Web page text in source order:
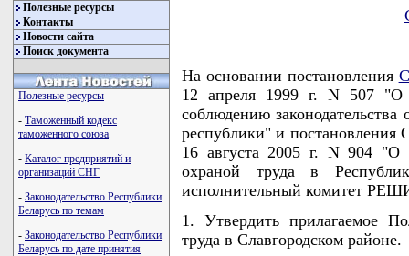
Полезные ресурсы
Контакты
Новости сайта
Поиск документа
Полезные ресурсы
- Таможенный кодекс
таможенного союза
- Каталог предприятий и
организаций СНГ
- Законодательство Республики
Беларусь по темам
- Законодательство Республики
Беларусь по дате принятия
На основании постановления
12 апреля 1999 г. N 507 "О
соблюдению
республики" и постановления
16 августа 2005 г. N 904 "О
охраной труда в
исполнительный комитет
1. Утвердить прилагаемое
труда в Славгородском районе.